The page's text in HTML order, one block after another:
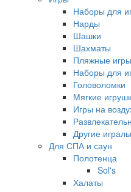
Наборы для
Нарды
Шашки
Шахматы
Пляжные игры
Наборы для
Головоломки
Мягкие
Игры на
Другие
Для СПА и саун
Полотенца
Sol's
Халаты